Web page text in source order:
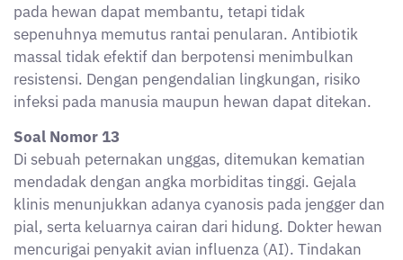
pada hewan dapat membantu, tetapi tidak
sepenuhnya memutus rantai penularan. Antibiotik
massal tidak efektif dan berpotensi menimbulkan
resistensi. Dengan pengendalian lingkungan, risiko
infeksi pada manusia maupun hewan dapat ditekan.
Soal Nomor 13
Di sebuah peternakan unggas, ditemukan kematian
mendadak dengan angka morbiditas tinggi. Gejala
klinis menunjukkan adanya cyanosis pada jengger dan
pial, serta keluarnya cairan dari hidung. Dokter hewan
mencurigai penyakit avian influenza (AI). Tindakan